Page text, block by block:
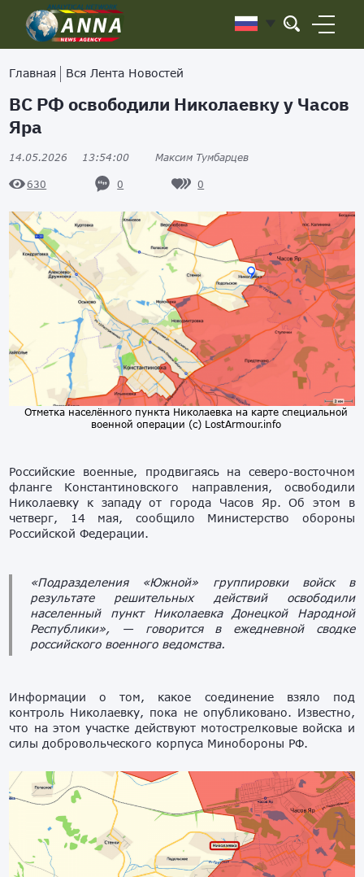
Главная Вся Лента Новостей
ВС РФ освободили Николаевку у Часов
Яра
14.05.2026 13:54:00 Максим Тумбарцев
630 0 0
Отметка населённого пункта Николаевка на карте специальной
военной операции (с) LostArmour.info
Российские военные, продвигаясь на северо-восточном
фланге Константиновского направления, освободили
Николаевку к западу от города Часов Яр. Об этом в
четверг, 14 мая, сообщило Министерство обороны
Российской Федерации.
«Подразделения «Южной» группировки войск в
результате решительных действий освободили
населенный пункт Николаевка Донецкой Народной
Республики», — говорится в ежедневной сводке
российского военного ведомства.
Информации о том, какое соединение взяло под
контроль Николаевку, пока не опубликовано. Известно,
что на этом участке действуют мотострелковые войска и
силы добровольческого корпуса Минобороны РФ.